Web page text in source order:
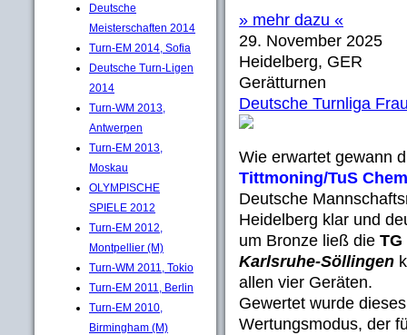
Deutsche
Meisterschaften 2014
Turn-EM 2014, Sofia
Deutsche Turn-Ligen
2014
Turn-WM 2013,
Antwerpen
Turn-EM 2013,
Moskau
OLYMPISCHE
SPIELE 2012
Turn-EM 2012,
Montpellier (M)
Turn-WM 2011, Tokio
Turn-EM 2011, Berlin
Turn-EM 2010,
Birmingham (M)
» mehr dazu «
29. November 2025
Heidelberg, GER
Gerätturnen
Deutsche Turnliga
Wie erwartet gewann
Tittmoning/TuS
Deutsche
Heidelberg klar und
um Bronze ließ die TG
Karlsruhe-Söllingen
allen vier Geräten.
Gewertet wurde
Wertungsmodus, der